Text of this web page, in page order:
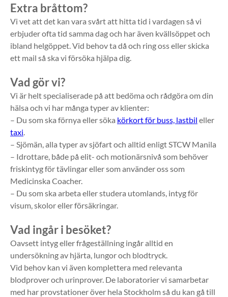
Extra bråttom?
Vi vet att det kan vara svårt att hitta tid i vardagen så vi
erbjuder ofta tid samma dag och har även kvällsöppet och
ibland helgöppet. Vid behov ta då och ring oss eller skicka
ett mail så ska vi försöka hjälpa dig.
​Vad gör vi?
Vi är helt specialiserade på att bedöma och rådgöra om din
hälsa och vi har många typer av klienter:
– Du som ska förnya eller söka körkort för buss, lastbil eller
taxi
– Sjömän, alla typer av sjöfart och alltid enligt STCW Manila
– Idrottare, både på elit- och motionärsnivå som behöver
friskintyg för tävlingar eller som använder oss som
Medicinska Coacher.
– Du som ska arbeta eller studera utomlands, intyg för
visum, skolor eller försäkringar.
Vad ingår i besöket?
Oavsett intyg eller frågeställning ingår alltid en
undersökning av hjärta, lungor och blodtryck.
Vid behov kan vi även komplettera med relevanta
blodprover och urinprover. De laboratorier vi samarbetar
med har provstationer över hela Stockholm så du kan gå till